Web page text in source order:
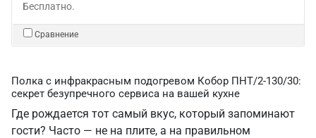
Бесплатно.
Сравнение
Полка с инфракрасным подогревом Кобор ПНТ/2-130/30:
секрет безупречного сервиса на вашей кухне
Где рождается тот самый вкус, который запоминают
гости? Часто — не на плите, а на правильном